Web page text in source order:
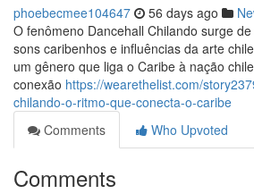
phoebecmee104647 56 days ago
O fenômeno Dancehall Chilando surge
sons caribenhos e influências da arte
um gênero que liga o Caribe à nação
conexão https://wearethelist.com/
chilando-o-ritmo-que-conecta-o-caribe
Comments
Who Upvoted
Comments